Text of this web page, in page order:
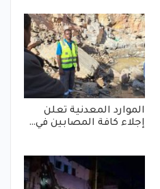
الموارد المعدنية تعلن
إجلاء كافة المصابين في…